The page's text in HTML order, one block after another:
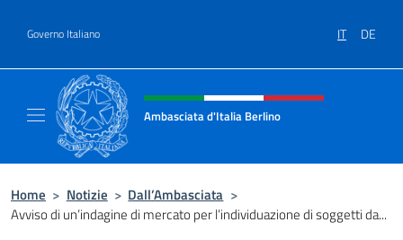
Governo Italiano IT DE
Intestazione sito, social e menù
Ambasciata d'Italia Berlino
Home > Notizie > Dall’Ambasciata >
Avviso di un’indagine di mercato per l’individuazione di soggetti da...